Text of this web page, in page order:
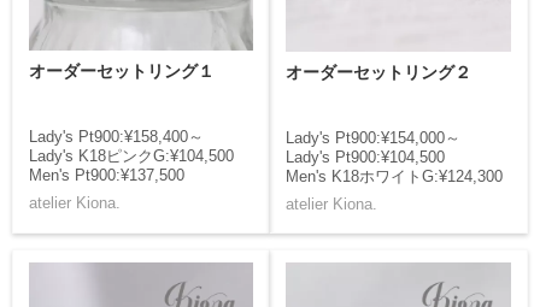
オーダーセットリング１
Lady's Pt900:¥158,400～
Lady's K18ピンクG:¥104,500
Men's Pt900:¥137,500
atelier Kiona.
オーダーセットリング２
Lady's Pt900:¥154,000～
Lady's Pt900:¥104,500
Men's K18ホワイトG:¥124,300
atelier Kiona.